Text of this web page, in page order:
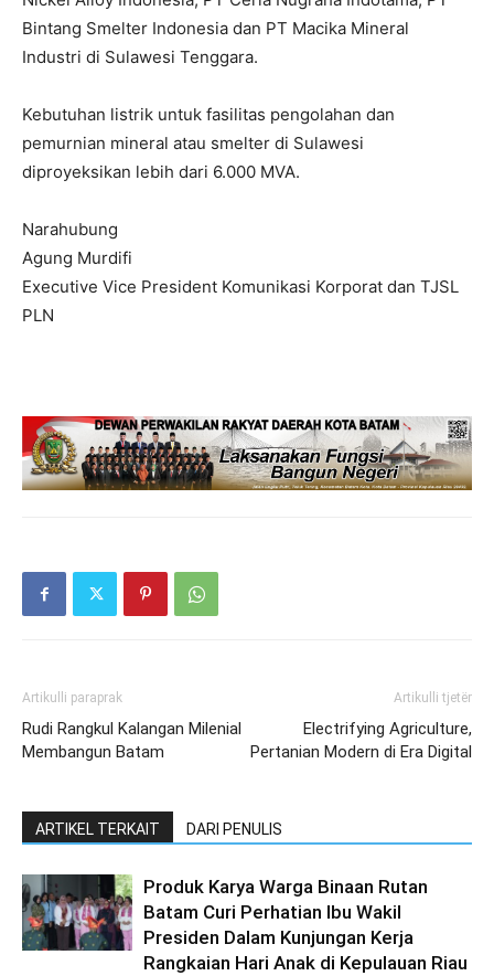
Bintang Smelter Indonesia dan PT Macika Mineral
Industri di Sulawesi Tenggara.
Kebutuhan listrik untuk fasilitas pengolahan dan
pemurnian mineral atau smelter di Sulawesi
diproyeksikan lebih dari 6.000 MVA.
Narahubung
Agung Murdifi
Executive Vice President Komunikasi Korporat dan TJSL
PLN
Artikulli paraprak
Rudi Rangkul Kalangan Milenial
Membangun Batam
Artikulli tjetër
Electrifying Agriculture,
Pertanian Modern di Era Digital
ARTIKEL TERKAIT DARI PENULIS
Produk Karya Warga Binaan Rutan
Batam Curi Perhatian Ibu Wakil
Presiden Dalam Kunjungan Kerja
Rangkaian Hari Anak di Kepulauan Riau